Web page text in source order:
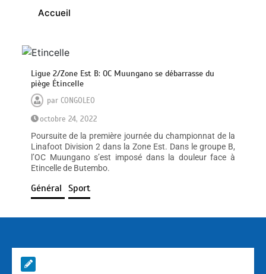
Accueil
Ligue 2/Zone Est B: OC Muungano se débarrasse du
piège Étincelle
parCONGOLEO
octobre 24, 2022
Poursuite de la première journée du championnat de la
Linafoot Division 2 dans la Zone Est. Dans le groupe B,
l’OC Muungano s’est imposé dans la douleur face à
Etincelle de Butembo.
Général Sport